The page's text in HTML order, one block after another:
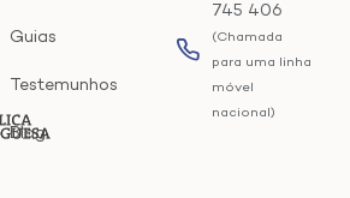
Guias
Testemunhos
Blog
745 406
(Chamada
para uma linha
móvel
nacional)